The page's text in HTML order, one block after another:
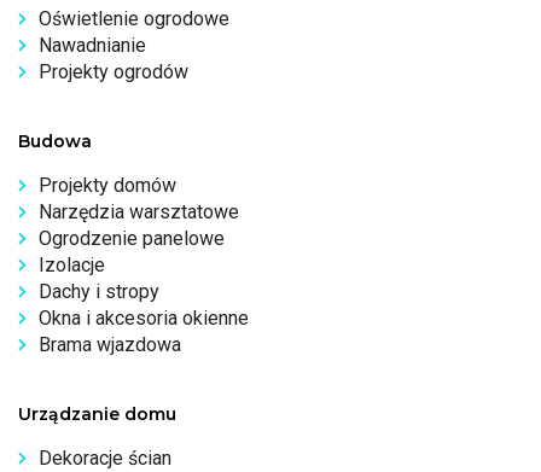
Oświetlenie ogrodowe
Nawadnianie
Projekty ogrodów
Budowa
Projekty domów
Narzędzia warsztatowe
Ogrodzenie panelowe
Izolacje
Dachy i stropy
Okna i akcesoria okienne
Brama wjazdowa
Urządzanie domu
Dekoracje ścian